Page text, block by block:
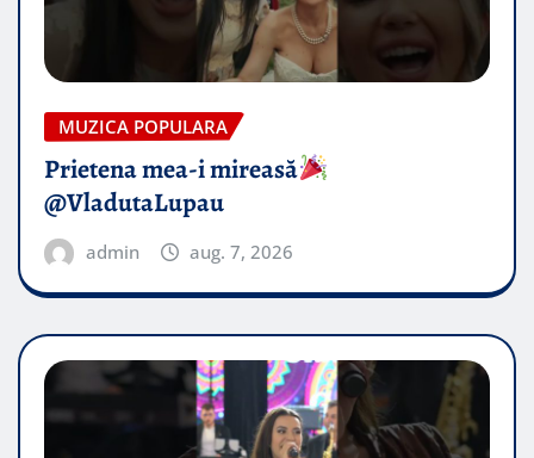
MUZICA POPULARA
Prietena mea-i mireasă​
@VladutaLupau
admin aug. 7, 2026